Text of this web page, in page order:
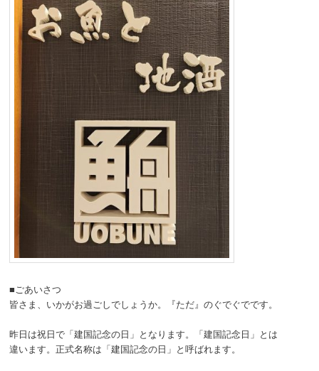
■ごあいさつ
皆さま、いかがお過ごしでしょうか。『ただ』のぐでぐでです。
昨日は祝日で「建国記念の日」となります。「建国記念日」とは
違います。正式名称は「建国記念の日」と呼ばれます。